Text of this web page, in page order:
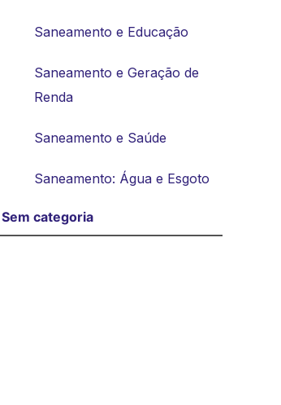
Saneamento e Educação
Saneamento e Geração de
Renda
Saneamento e Saúde
Saneamento: Água e Esgoto
Sem categoria